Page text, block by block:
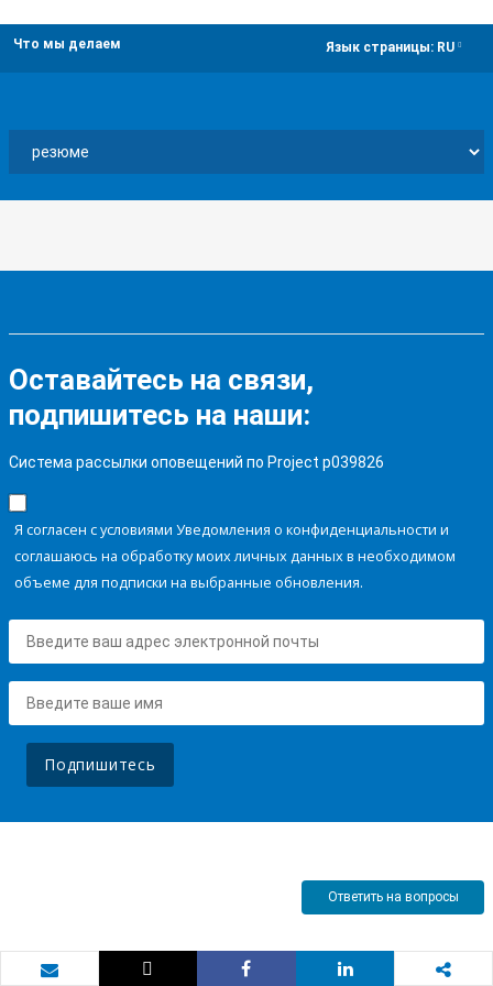
Что мы делаем Язык страницы: RU
Оставайтесь на связи,
подпишитесь на наши:
Система рассылки оповещений по Project p039826
Я согласен с условиями Уведомления о конфиденциальности и
соглашаюсь на обработку моих личных данных в необходимом
объеме для подписки на выбранные обновления.
Подпишитесь
Ответить на вопросы